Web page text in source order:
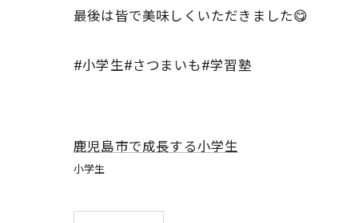
最後は皆で美味しくいただきました😋
#小学生#さつまいも#学習塾
鹿児島市で成長する小学生
小学生